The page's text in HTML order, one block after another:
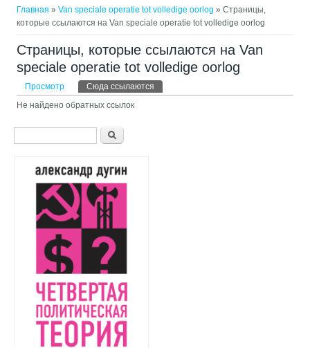
Главная »Van speciale operatie tot volledige oorlog » Страницы,
которые ссылаются на Van speciale operatie tot volledige oorlog
Страницы, которые ссылаются на Van
speciale operatie tot volledige oorlog
Главные вкладки
Просмотр Сюда ссылаются
Не найдено обратных ссылок
Форма поиска